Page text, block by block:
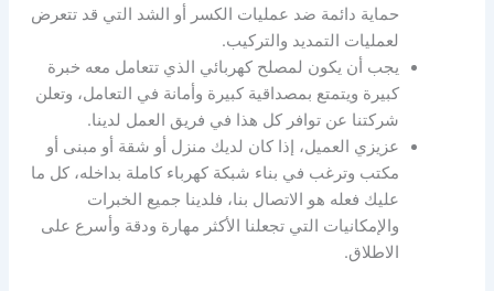
حماية دائمة ضد عمليات الكسر أو الشد التي قد تتعرض
لعمليات التمديد والتركيب.
يجب أن يكون لمصلح كهربائي الذي تتعامل معه خبرة
كبيرة ويتمتع بمصداقية كبيرة وأمانة في التعامل، وتعلن
شركتنا عن توافر كل هذا في فريق العمل لدينا.
عزيزي العميل، إذا كان لديك منزل أو شقة أو مبنى أو
مكتب وترغب في بناء شبكة كهرباء كاملة بداخله، كل ما
عليك فعله هو الاتصال بنا، فلدينا جميع الخبرات
والإمكانيات التي تجعلنا الأكثر مهارة ودقة وأسرع على
الاطلاق.